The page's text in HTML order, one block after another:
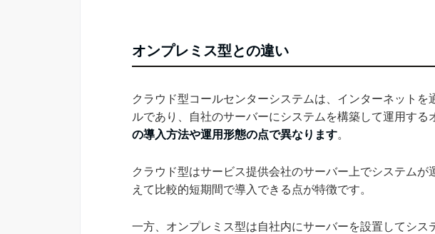
オンプレミス型との違い
クラウド型コールセンターシステムは、インターネットを
ルであり、自社のサーバーにシステムを構築して運用する
の導入方法や運用形態の点で異なります。
クラウド型はサービス提供会社のサーバー上でシステムが
えて比較的短期間で導入できる点が特徴です。
一方、オンプレミス型は自社内にサーバーを設置してシス